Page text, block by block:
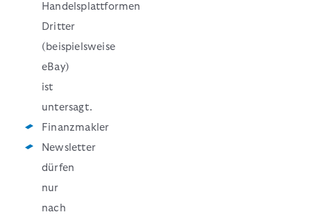
Handelsplattformen
Dritter
(beispielsweise
eBay)
ist
untersagt.
Finanzmakler
Newsletter
dürfen
nur
nach